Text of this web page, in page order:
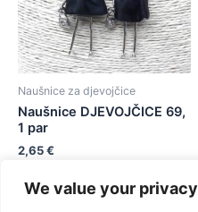
We value your privacy
Naušnice za djevojčice
Naušnice DJEVOJČICE 69,
1 par
2,65€
Dodaj u košaricu